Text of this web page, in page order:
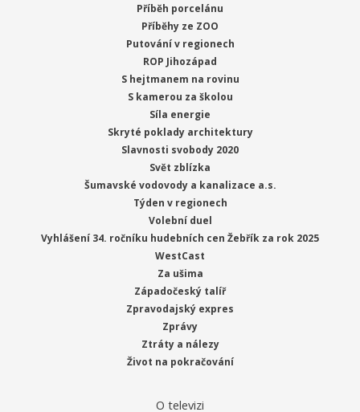
Příběh porcelánu
Příběhy ze ZOO
Putování v regionech
ROP Jihozápad
S hejtmanem na rovinu
S kamerou za školou
Síla energie
Skryté poklady architektury
Slavnosti svobody 2020
Svět zblízka
Šumavské vodovody a kanalizace a.s.
Týden v regionech
Volební duel
Vyhlášení 34. ročníku hudebních cen Žebřík za rok 2025
WestCast
Za ušima
Západočeský talíř
Zpravodajský expres
Zprávy
Ztráty a nálezy
Život na pokračování
O televizi